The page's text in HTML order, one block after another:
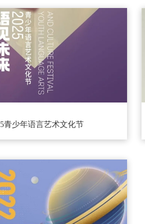
青少年语言艺术文化节